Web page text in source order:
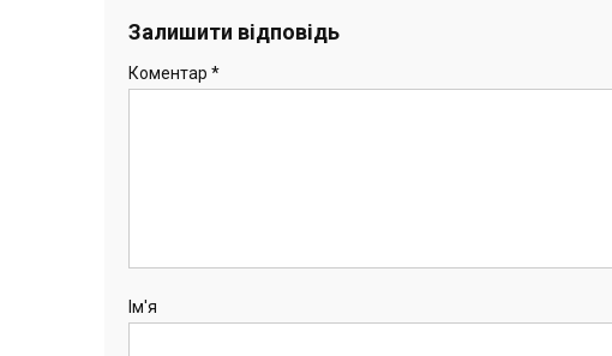
Залишити відповідь
Коментар *
Ім'я